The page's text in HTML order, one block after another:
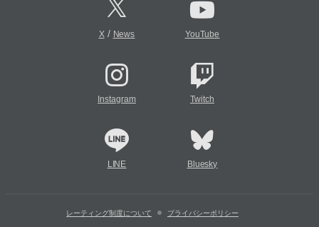
X/ News YouTube
Instagram Twitch
LINE Bluesky
レーティング制度について プライバシーポリシー